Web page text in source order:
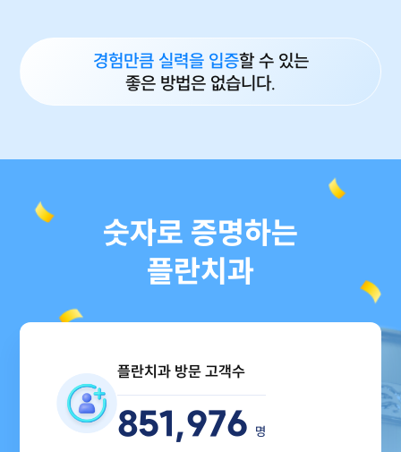
경험만큼 실력을 입증할 수 있는
좋은 방법은 없습니다.
숫자로 증명하는
플란치과
플란치과 방문 고객수
851,976 명